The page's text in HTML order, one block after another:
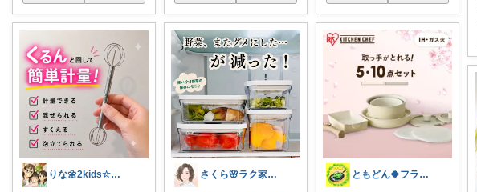
りな🌼2kids☆毎日をちょっと快適に さくら🌸ラク家事&便利な生活雑貨🏠️ ともどん🍀フライパン料理ある暮らし🍳